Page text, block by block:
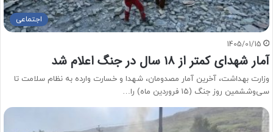
اجتماعی
1405/01/15
آمار شهدای کمتر از ۱۸ سال در جنگ اعلام شد
وزارت بهداشت، آخرین آمار مصدومان، شهدا و خسارت وارده به نظام سلامت تا
سی‌وششمین روز جنگ (۱۵ فروردین ماه) را…